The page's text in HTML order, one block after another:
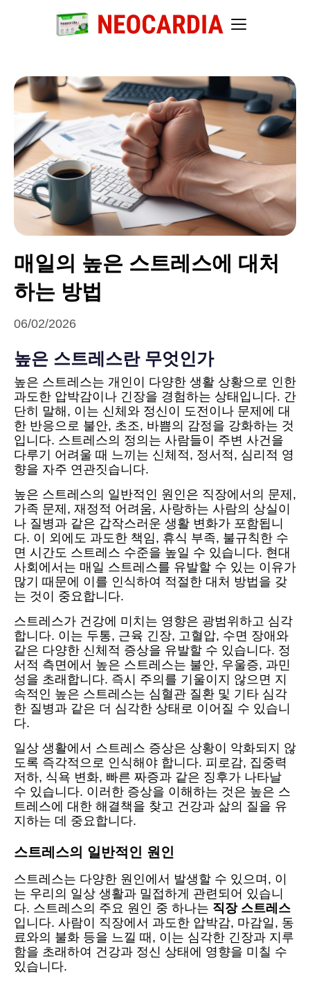
매일의 높은 스트레스에 대처
하는 방법
06/02/2026
높은 스트레스란 무엇인가
높은 스트레스는 개인이 다양한 생활 상황으로 인한
과도한 압박감이나 긴장을 경험하는 상태입니다. 간
단히 말해, 이는 신체와 정신이 도전이나 문제에 대
한 반응으로 불안, 초조, 바쁨의 감정을 강화하는 것
입니다. 스트레스의 정의는 사람들이 주변 사건을
다루기 어려울 때 느끼는 신체적, 정서적, 심리적 영
향을 자주 연관짓습니다.
높은 스트레스의 일반적인 원인은 직장에서의 문제,
가족 문제, 재정적 어려움, 사랑하는 사람의 상실이
나 질병과 같은 갑작스러운 생활 변화가 포함됩니
다. 이 외에도 과도한 책임, 휴식 부족, 불규칙한 수
면 시간도 스트레스 수준을 높일 수 있습니다. 현대
사회에서는 매일 스트레스를 유발할 수 있는 이유가
많기 때문에 이를 인식하여 적절한 대처 방법을 갖
는 것이 중요합니다.
스트레스가 건강에 미치는 영향은 광범위하고 심각
합니다. 이는 두통, 근육 긴장, 고혈압, 수면 장애와
같은 다양한 신체적 증상을 유발할 수 있습니다. 정
서적 측면에서 높은 스트레스는 불안, 우울증, 과민
성을 초래합니다. 즉시 주의를 기울이지 않으면 지
속적인 높은 스트레스는 심혈관 질환 및 기타 심각
한 질병과 같은 더 심각한 상태로 이어질 수 있습니
다.
일상 생활에서 스트레스 증상은 상황이 악화되지 않
도록 즉각적으로 인식해야 합니다. 피로감, 집중력
저하, 식욕 변화, 빠른 짜증과 같은 징후가 나타날
수 있습니다. 이러한 증상을 이해하는 것은 높은 스
트레스에 대한 해결책을 찾고 건강과 삶의 질을 유
지하는 데 중요합니다.
스트레스의 일반적인 원인
스트레스는 다양한 원인에서 발생할 수 있으며, 이
는 우리의 일상 생활과 밀접하게 관련되어 있습니
다. 스트레스의 주요 원인 중 하나는 직장 스트레스
입니다. 사람이 직장에서 과도한 압박감, 마감일, 동
료와의 불화 등을 느낄 때, 이는 심각한 긴장과 지루
함을 초래하여 건강과 정신 상태에 영향을 미칠 수
있습니다.